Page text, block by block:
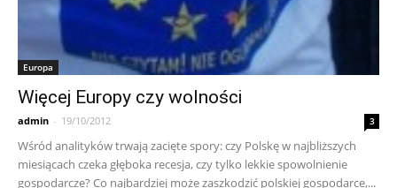
Europa
Więcej Europy czy wolności
admin - 19/10/2012 3
Wśród analityków trwają zacięte spory: czy Polskę w najbliższych
miesiącach czeka głęboka recesja, czy tylko lekkie spowolnienie
gospodarcze? Co najbardziej może zaszkodzić polskiej gospodarce,...